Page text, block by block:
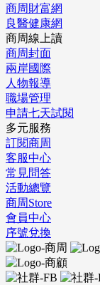
商周財富網
良醫健康網
商周線上讀
商周封面
兩岸國際
人物報導
職場管理
申請七天試閱
多元服務
訂閱商周
客服中心
常見問答
活動總覽
商周Store
會員中心
序號兌換